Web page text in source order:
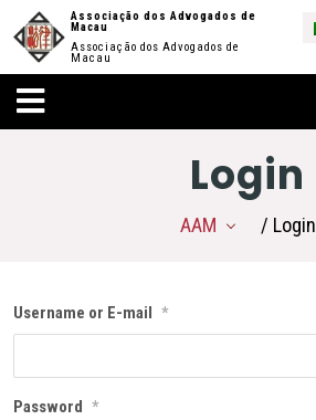
Associação dos Advogados de
Macau
Associação dos Advogados de
Macau
Login
AAM / Login
Username or E-mail *
Password *